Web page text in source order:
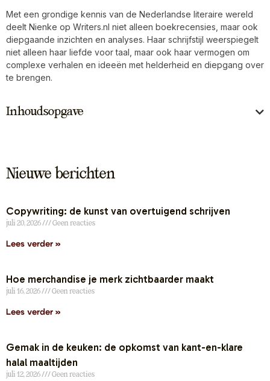
Met een grondige kennis van de Nederlandse literaire wereld
deelt Nienke op Writers.nl niet alleen boekrecensies, maar ook
diepgaande inzichten en analyses. Haar schrijfstijl weerspiegelt
niet alleen haar liefde voor taal, maar ook haar vermogen om
complexe verhalen en ideeën met helderheid en diepgang over
te brengen.
Inhoudsopgave
Nieuwe berichten
Copywriting: de kunst van overtuigend schrijven
juli 20, 2026 Geen reacties
Lees verder »
Hoe merchandise je merk zichtbaarder maakt
juli 16, 2026 Geen reacties
Lees verder »
Gemak in de keuken: de opkomst van kant-en-klare
halal maaltijden
juli 12, 2026 Geen reacties